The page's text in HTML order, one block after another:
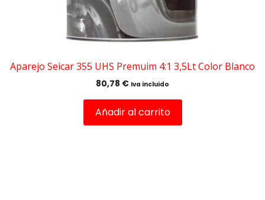
Aparejo Seicar 355 UHS Premuim 4:1 3,5Lt Color Blanco
80,78 € Iva incluido
Añadir al carrito